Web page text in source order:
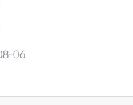
06